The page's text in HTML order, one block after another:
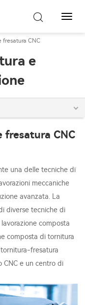
fresatura CNC
e
CNC
una delle tecniche di
meccaniche
avanzata. La
diverse tecniche di
composta
composta di tornitura
fresatura
CNC e un centro di